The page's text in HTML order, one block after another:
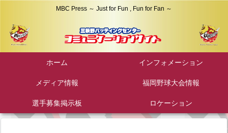
MBC Press ～ Just for Fun , Fun for Fan ～
ホーム インフォメーション
メディア情報 福岡野球大会情報
選手募集掲示板 ロケーション